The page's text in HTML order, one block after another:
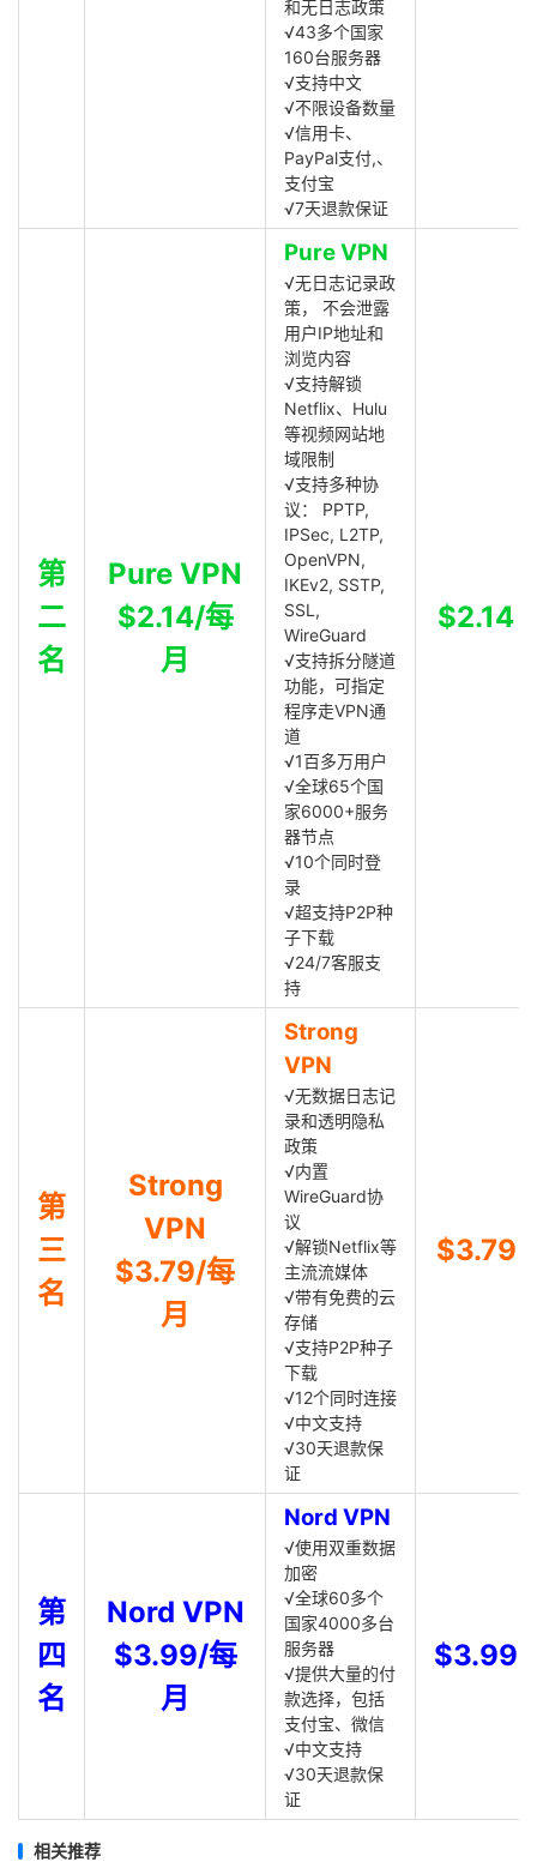
和无日志政策
√43多个国家
160台服务器
√支持中文
√不限设备数量
√信用卡、
PayPal支付,、
支付宝
√7天退款保证
第
二
名
Pure VPN
$2.14/每
月
Pure VPN
√无日志记录政
策， 不会泄露
用户IP地址和
浏览内容
√支持解锁
Netflix、Hulu
等视频网站地
域限制
√支持多种协
议： PPTP,
IPSec, L2TP,
OpenVPN,
IKEv2, SSTP,
SSL,
WireGuard
√支持拆分隧道
功能，可指定
程序走VPN通
道
√1百多万用户
√全球65个国
家6000+服务
器节点
√10个同时登
录
√超支持P2P种
子下载
√24/7客服支
持
$2.14
第
三
名
Strong
VPN
$3.79/每
月
Strong
VPN
√无数据日志记
录和透明隐私
政策
√内置
WireGuard协
议
√解锁Netflix等
主流流媒体
√带有免费的云
存储
√支持P2P种子
下载
√12个同时连接
√中文支持
√30天退款保
证
$3.79
第
四
名
Nord VPN
$3.99/每
月
Nord VPN
√使用双重数据
加密
√全球60多个
国家4000多台
服务器
√提供大量的付
款选择，包括
支付宝、微信
√中文支持
√30天退款保
证
$3.99
相关推荐